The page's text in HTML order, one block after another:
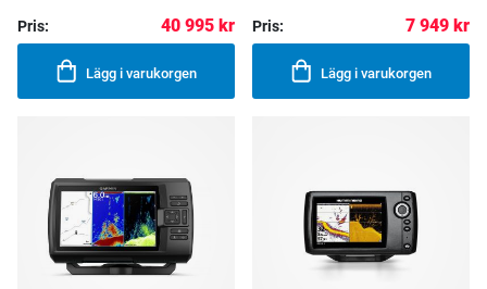
Pris: 40 995 kr
Lägg i varukorgen
Pris: 7 949 kr
Lägg i varukorgen